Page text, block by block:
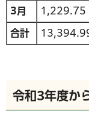
3月 1,229.75
合計
令和3年度か